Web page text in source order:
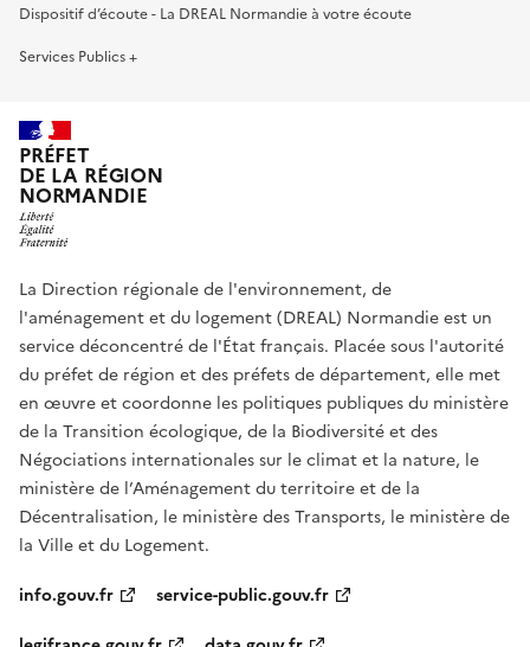
Dispositif d’écoute - La DREAL Normandie à votre écoute
Services Publics +
PRÉFET
DE LA RÉGION
NORMANDIE
La Direction régionale de l'environnement, de
l'aménagement et du logement (DREAL) Normandie est un
service déconcentré de l'État français. Placée sous l'autorité
du préfet de région et des préfets de département, elle met
en œuvre et coordonne les politiques publiques du ministère
de la Transition écologique, de la Biodiversité et des
Négociations internationales sur le climat et la nature, le
ministère de l’Aménagement du territoire et de la
Décentralisation, le ministère des Transports, le ministère de
la Ville et du Logement.
info.gouv.fr
service-public.gouv.fr